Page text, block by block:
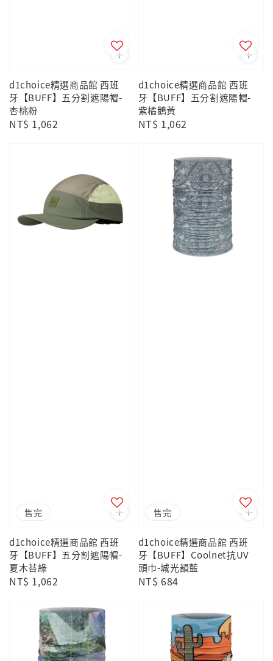
d1choice精選商品館 西班
牙【BUFF】五分割遮陽帽-
杏桃粉
Regular
NT$ 1,062
d1choice精選商品館 西班
牙【BUFF】五分割遮陽帽-
紫橘鵝黃
Regular
NT$ 1,062
售完
d1choice精選商品館 西班
牙【BUFF】五分割遮陽帽-
夏木苔綠
Regular
NT$ 1,062
售完
d1choice精選商品館 西班
牙【BUFF】Coolnet抗UV
頭巾-城光韻藍
Regular
NT$ 684